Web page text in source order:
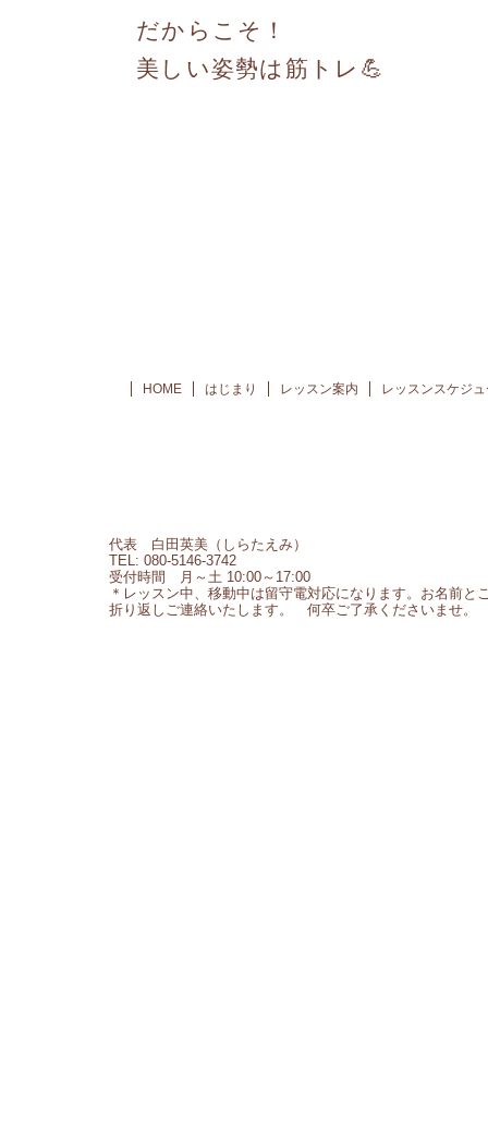
だからこそ！
美しい姿勢は筋トレ💪
HOME はじまり レッスン案内 レッスンスケジ
代表 白田英美（しらたえみ）
TEL: 080-5146-3742
受付時間 月～土 10:00～17:00
＊レッスン中、移動中は留守電対応になります。お名前と
折り返しご連絡いたします。 何卒ご了承くださいませ。